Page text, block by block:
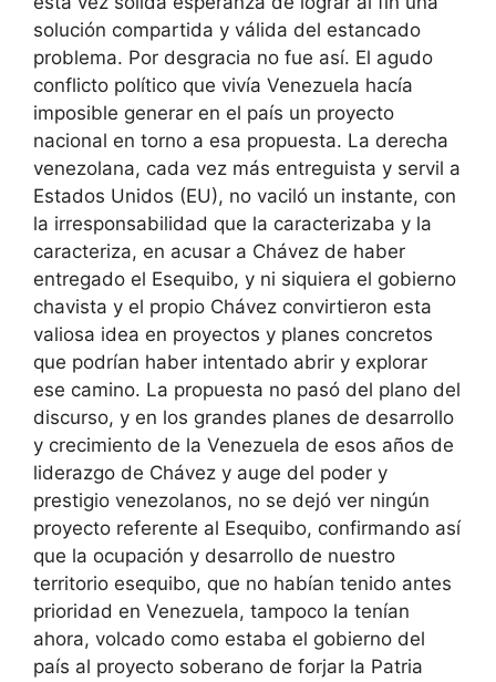
solución compartida y válida del estancado
problema. Por desgracia no fue así. El agudo
conflicto político que vivía Venezuela hacía
imposible generar en el país un proyecto
nacional en torno a esa propuesta. La derecha
venezolana, cada vez más entreguista y servil a
Estados Unidos (EU), no vaciló un instante, con
la irresponsabilidad que la caracterizaba y la
caracteriza, en acusar a Chávez de haber
entregado el Esequibo, y ni siquiera el gobierno
chavista y el propio Chávez convirtieron esta
valiosa idea en proyectos y planes concretos
que podrían haber intentado abrir y explorar
ese camino. La propuesta no pasó del plano del
discurso, y en los grandes planes de desarrollo
y crecimiento de la Venezuela de esos años de
liderazgo de Chávez y auge del poder y
prestigio venezolanos, no se dejó ver ningún
proyecto referente al Esequibo, confirmando así
que la ocupación y desarrollo de nuestro
territorio esequibo, que no habían tenido antes
prioridad en Venezuela, tampoco la tenían
ahora, volcado como estaba el gobierno del
país al proyecto soberano de forjar la Patria